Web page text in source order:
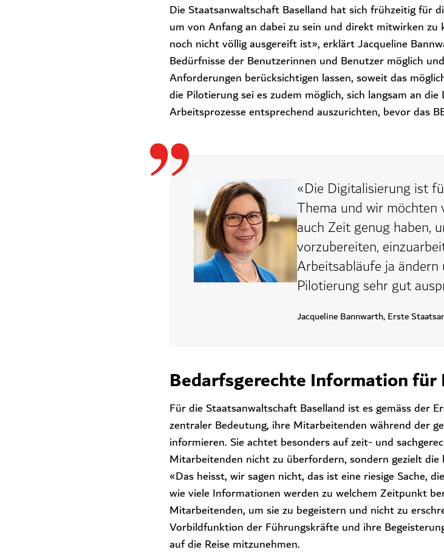
Die Staatsanwaltschaft Baselland hat sich frühzeitig für
um von Anfang an dabei zu sein und direkt mitwirken
noch nicht völlig ausgereift ist», erklärt Jacqueline
Bedürfnisse der Benutzerinnen und Benutzer möglich
Anforderungen berücksichtigen lassen, soweit das
die Pilotierung sei es zudem möglich, sich langsam an
Arbeitsprozesse entsprechend auszurichten, bevor das
«Die Digitalisierung ist
Thema und wir
auch Zeit genug haben,
vorzubereiten,
Arbeitsabläufe ja
Pilotierung sehr gut
Jacqueline Bannwarth, Erste
Bedarfsgerechte Information
Für die Staatsanwaltschaft Baselland ist es gemäss der
zentraler Bedeutung, ihre Mitarbeitenden während der
informieren. Sie achtet besonders auf zeit- und
Mitarbeitenden nicht zu überfordern, sondern gezielt
«Das heisst, wir sagen nicht, das ist eine riesige Sache,
wie viele Informationen werden zu welchem Zeitpunkt
Mitarbeitenden, um sie zu begeistern und nicht zu
Vorbildfunktion der Führungskräfte und ihre
auf die Reise mitzunehmen.